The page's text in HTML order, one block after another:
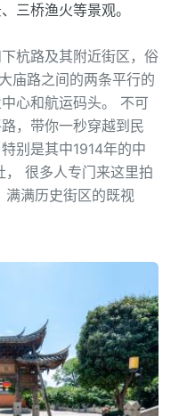
三桥渔火等景观。
杭路及其附近街区，俗
庙路之间的两条平行的
心和航运码头。 不可
，带你一秒穿越到民
别是其中1914年的中
很多人专门来这里拍
满满历史街区的既视